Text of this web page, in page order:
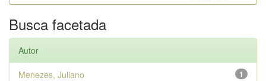
Busca facetada
Autor
1
Menezes, Juliano